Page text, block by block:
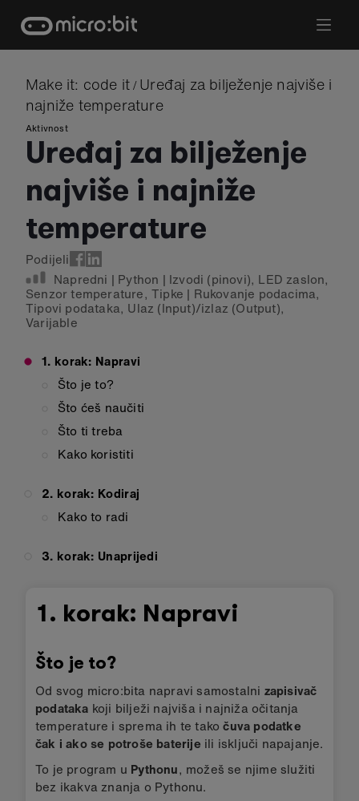
content
Make it: code it / Uređaj za bilježenje najviše i
najniže temperature
Aktivnost
Uređaj za bilježenje
najviše i najniže
temperature
Podijeli
Napredni | Python | Izvodi (pinovi), LED zaslon,
Senzor temperature,Tipke | Rukovanje podacima,
Tipovi podataka, Ulaz (Input)/izlaz (Output),
Varijable
1. korak: Napravi
Što je to?
Što ćeš naučiti
Što ti treba
Kako koristiti
2. korak: Kodiraj
Kako to radi
3. korak: Unaprijedi
1. korak: Napravi
Što je to?
Od svog micro:bita napravi samostalni zapisivač
podataka koji bilježi najviša i najniža očitanja
temperature i sprema ih te takočuva podatke
čak i ako se potroše baterije ili isključi napajanje.
To je program u Pythonu, možeš se njime služiti
bez ikakva znanja o Pythonu.